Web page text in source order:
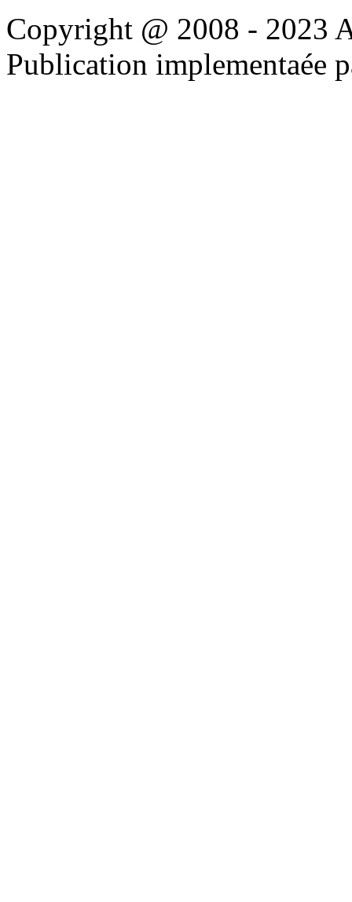
Copyright @ 2008 - 2023
Publication implementaée